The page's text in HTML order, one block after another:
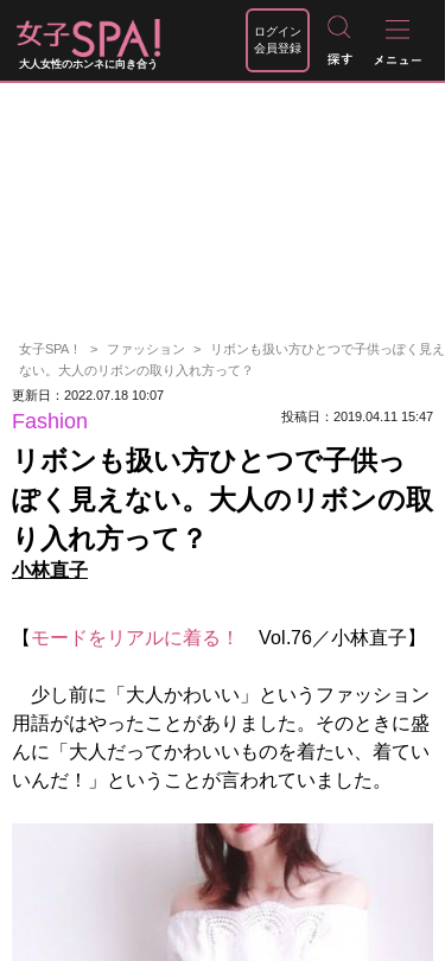
大人女性のホンネに向き合う
ログイン
会員登録
女子SPA！ ファッション
リボンも扱い方ひとつで子供っぽく見え
ない。大人のリボンの取り入れ方って？
更新日：2022.07.18 10:07
Fashion 投稿日：2019.04.11 15:47
リボンも扱い方ひとつで子供っ
ぽく見えない。大人のリボンの取
り入れ方って？
小林直子
【 モードをリアルに着る！ Vol.76／小林直子】
少し前に「大人かわいい」というファッション
用語がはやったことがありました。そのときに盛
んに「大人だってかわいいものを着たい、着てい
いんだ！」ということが言われていました。